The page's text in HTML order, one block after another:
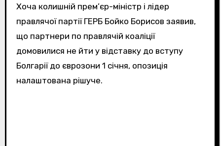
Хоча колишній прем’єр-міністр і лідер
правлячої партії ГЕРБ Бойко Борисов заявив,
що партнери по правлячій коаліції
домовилися не йти у відставку до вступу
Болгарії до єврозони 1 січня, опозиція
налаштована рішуче.